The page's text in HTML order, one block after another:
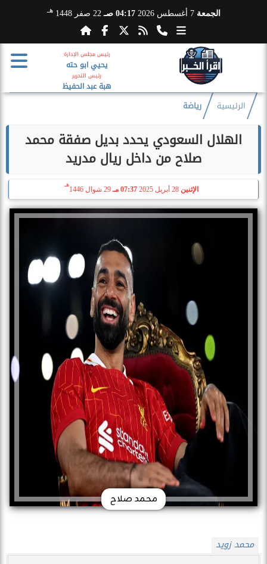
الجمعة 7 أغسطس 2026 04:17 صـ 22 صفر 1448 هـ
رئيس مجلس الإدارة
يحيي ابو حته
رئيس التحرير
هبة عبد الحفيظ
الرئيسية رياضة
الهلال السعودي يحدد بديل صفقة محمد
صلاح من داخل ريال مدريد
الإثنين 28 أبريل 2025 07:37 مـ 29 شوال 1446
هـ
محمد صلاح
محمد زويد